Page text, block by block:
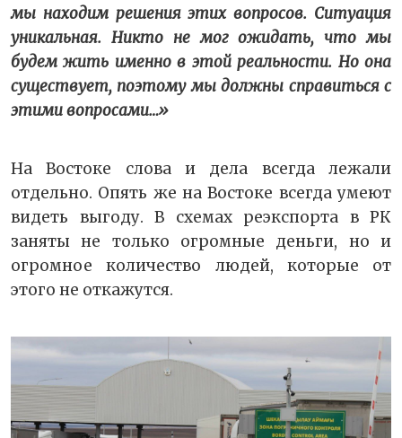
мы находим решения этих вопросов. Ситуация
уникальная. Никто не мог ожидать, что мы
будем жить именно в этой реальности. Но она
существует, поэтому мы должны справиться с
этими вопросами…»
На Востоке слова и дела всегда лежали
отдельно. Опять же на Востоке всегда умеют
видеть выгоду. В схемах реэкспорта в РК
заняты не только огромные деньги, но и
огромное количество людей, которые от
этого не откажутся.